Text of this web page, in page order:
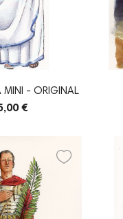
MINI - ORIGINAL
€